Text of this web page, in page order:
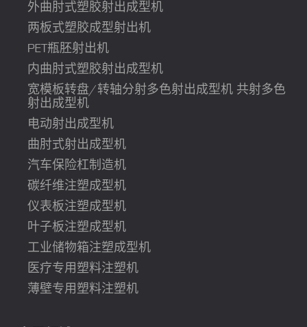
外曲肘式塑胶射出成型机
两板式塑胶成型射出机
PET瓶胚射出机
内曲肘式塑胶射出成型机
宽模板转盘/转轴分射多色射出成型机 共射多色
射出成型机
电动射出成型机
曲肘式射出成型机
汽车保险杠制造机
碳纤维注塑成型机
仪表板注塑成型机
叶子板注塑成型机
工业储物箱注塑成型机
医疗专用塑料注塑机
薄壁专用塑料注塑机